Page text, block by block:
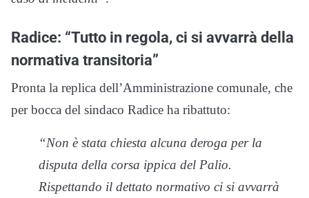
Radice: “Tutto in regola, ci si avvarrà della
normativa transitoria”
Pronta la replica dell’Amministrazione comunale, che
per bocca del sindaco Radice ha ribattuto:
“Non è stata chiesta alcuna deroga per la
disputa della corsa ippica del Palio.
Rispettando il dettato normativo ci si avvarrà